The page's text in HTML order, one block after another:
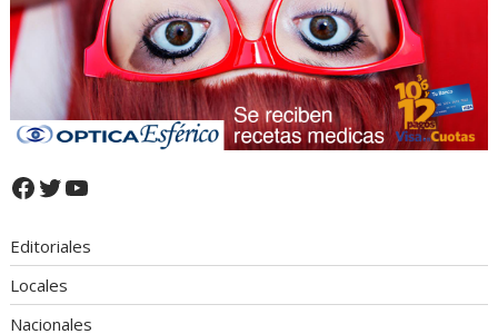
Facebook
Twitter
YouTube
Editoriales
Locales
Nacionales